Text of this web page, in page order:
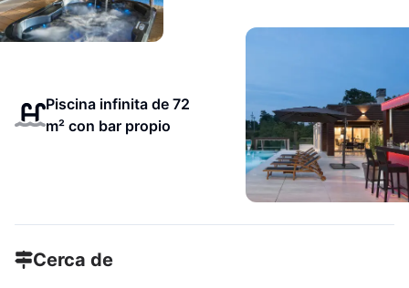
Piscina infinita de 72
m² con bar propio
Cerca de